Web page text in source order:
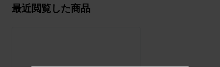
最近閲覧した商品